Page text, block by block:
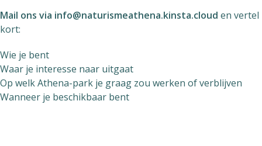
Mail ons via info@naturismeathena.kinsta.cloud en vertel
kort:
Wie je bent
Waar je interesse naar uitgaat
Op welk Athena-park je graag zou werken of verblijven
Wanneer je beschikbaar bent